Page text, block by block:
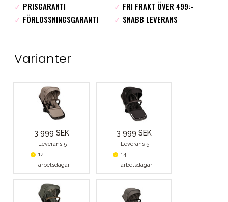
✓ PRISGARANTI ✓ FRI FRAKT ÖVER 499:-
✓ FÖRLOSSNINGSGARANTI ✓ SNABB LEVERANS
Varianter
3 999 SEK
Leverans 5-
14
arbetsdagar
3 999 SEK
Leverans 5-
14
arbetsdagar